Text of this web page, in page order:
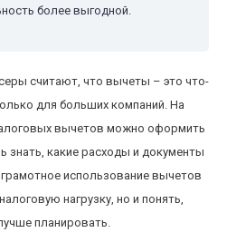
более выгодной.
считают, что вычеты – это что-
для больших компаний. На
вычетов можно оформить
знать, какие расходы и документы
использование вычетов
нагрузку, но и понять,
планировать.